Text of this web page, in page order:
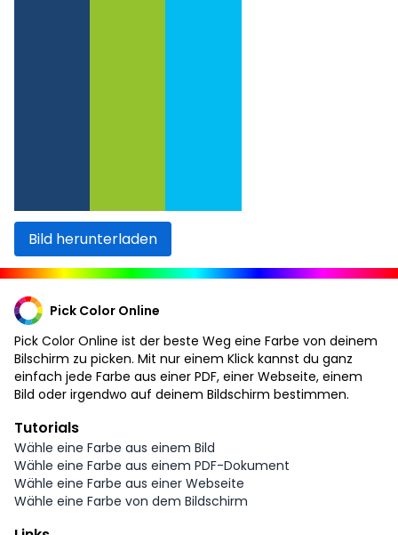
Bild herunterladen
Pick Color Online
Pick Color Online ist der beste Weg eine Farbe von deinem
Bilschirm zu picken. Mit nur einem Klick kannst du ganz
einfach jede Farbe aus einer PDF, einer Webseite, einem
Bild oder irgendwo auf deinem Bildschirm bestimmen.
Tutorials
Wähle eine Farbe aus einem Bild
Wähle eine Farbe aus einem PDF-Dokument
Wähle eine Farbe aus einer Webseite
Wähle eine Farbe von dem Bildschirm